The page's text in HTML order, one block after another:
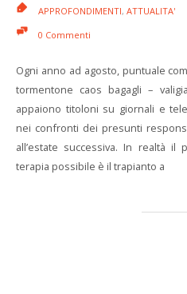
APPROFONDIMENTI, ATTUALITA'
0 Commenti
Ogni anno ad agosto, puntuale
tormentone caos bagagli –
appaiono titoloni su giornali e
nei confronti dei presunti
all’estate successiva. In realtà il
terapia possibile è il trapianto a